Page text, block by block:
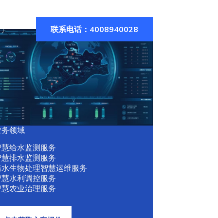
联系电话：4008940028
务领域
慧给水监测服务
慧排水监测服务
水生物处理智慧运维服务
慧水利调控服务
慧农业治理服务